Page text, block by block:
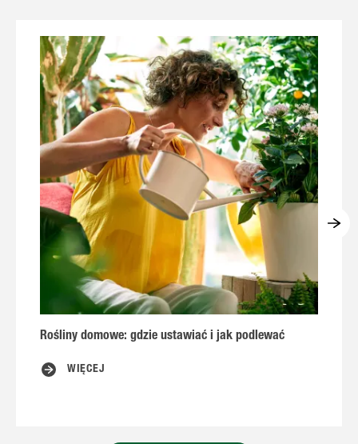
Rośliny domowe: gdzie ustawiać i jak podlewać
WIĘCEJ